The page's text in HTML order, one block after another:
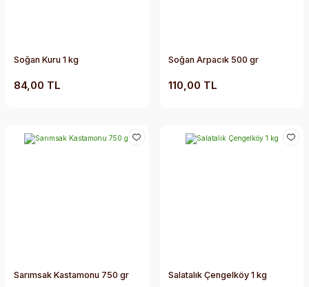
Soğan Kuru 1 kg
84,00 TL
Soğan Arpacık 500 gr
110,00 TL
Sarımsak Kastamonu 750 gr Salatalık Çengelköy 1 kg